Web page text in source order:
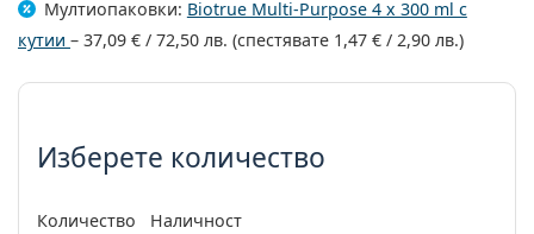
Persol
Мултиопаковки: Biotrue Multi-Purpose 4 x 300 ml с
кутии – 37,09 € / 72,50 лв. (спестявате 1,47 € / 2,90 лв.)
Изберете параметри
Изберете количество
Количество Наличност